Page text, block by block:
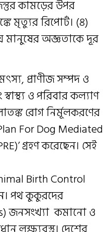
কামড়ের উপর
মৃত্যুর রিপোর্ট। (৪)
মানুষের অজ্ঞতাকে দূর
প্রাণীজ সম্পদ ও
ও পরিবার কল্যাণ
রোগ নির্মূলকরণের
For Dog Mediated
গ্রহণ করেছেন। সেই
Control
পথ কুকুরদের
কমানো ও